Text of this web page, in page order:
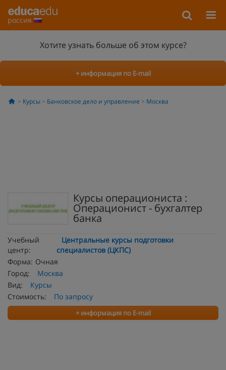
россия
Хотите узнать больше об этом курсе?
+ информация по E-mail
Курсы Банковское дело и управление Москва
Курсы операциониста :
Операционист - бухгалтер
банка
Учебный
центр:
Центральные курсы подготовки
специалистов (ЦКПС)
Форма: Очная
Город:
Москва
Вид:
Курсы
Стоимость:
По запросу
+ информация по E-mail